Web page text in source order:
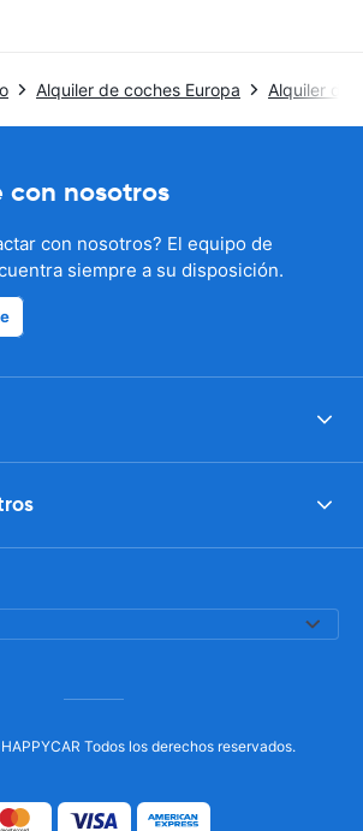
Alquiler de coches Europa Alquiler de
con nosotros
con nosotros? El equipo de
siempre a su disposición.
Todos los derechos reservados.